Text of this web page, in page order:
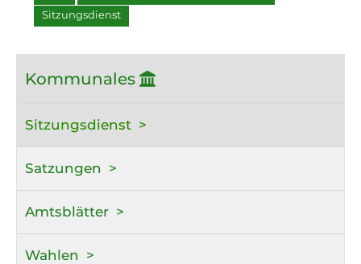
Sitzungsdienst
Kommunales
Sitzungsdienst
Satzungen
Amtsblätter
Wahlen